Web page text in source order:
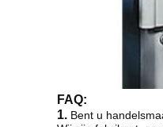
FAQ:
1. Bent u